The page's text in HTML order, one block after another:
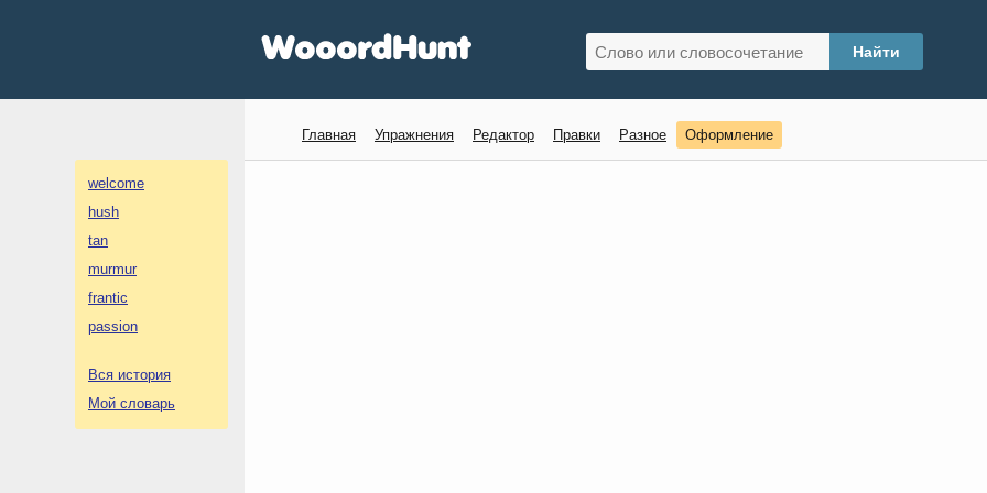
welcome
hush
tan
murmur
frantic
passion
Вся история
Мой словарь
Главная Упражнения Редактор Правки Разное Оформление